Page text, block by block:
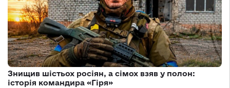
Знищив шістьох росіян, а сімох взяв у полон:
історія командира «Гіря»